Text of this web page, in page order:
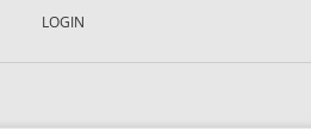
LOGIN